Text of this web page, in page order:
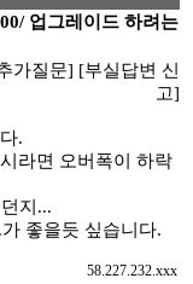
업그레이드 하려는
가질문] [부실답변 신
고]
.
라면 오버폭이 하락
지...
좋을듯 싶습니다.
58.227.232.xxx